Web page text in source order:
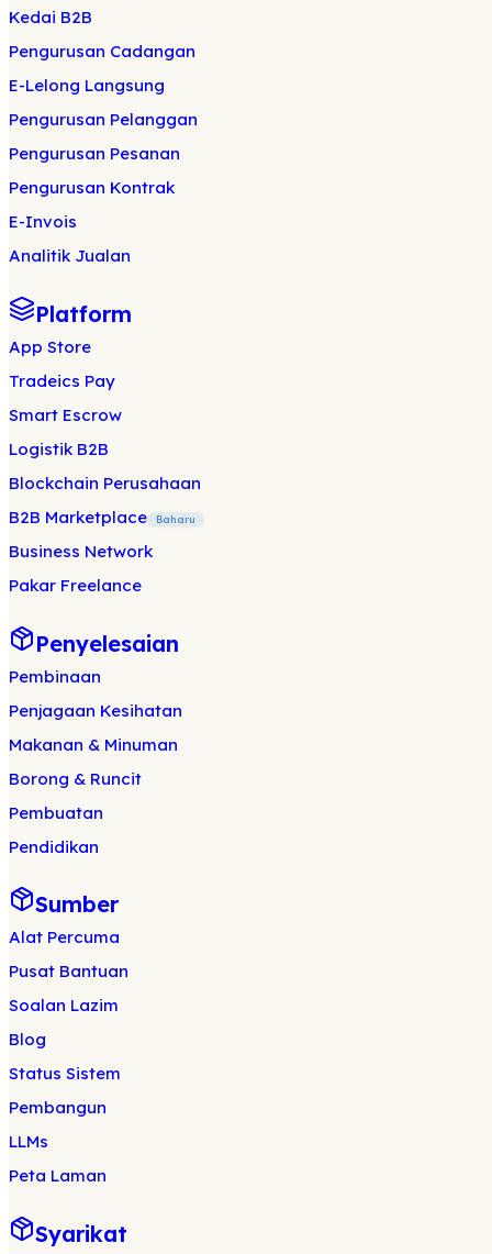
Kedai B2B
Pengurusan Cadangan
E-Lelong Langsung
Pengurusan Pelanggan
Pengurusan Pesanan
Pengurusan Kontrak
E-Invois
Analitik Jualan
Platform
App Store
Tradeics Pay
Smart Escrow
Logistik B2B
Blockchain Perusahaan
B2B Marketplace
Baharu
Business Network
Pakar Freelance
Penyelesaian
Pembinaan
Penjagaan Kesihatan
Makanan & Minuman
Borong & Runcit
Pembuatan
Pendidikan
Sumber
Alat Percuma
Pusat Bantuan
Soalan Lazim
Blog
Status Sistem
Pembangun
LLMs
Peta Laman
Syarikat